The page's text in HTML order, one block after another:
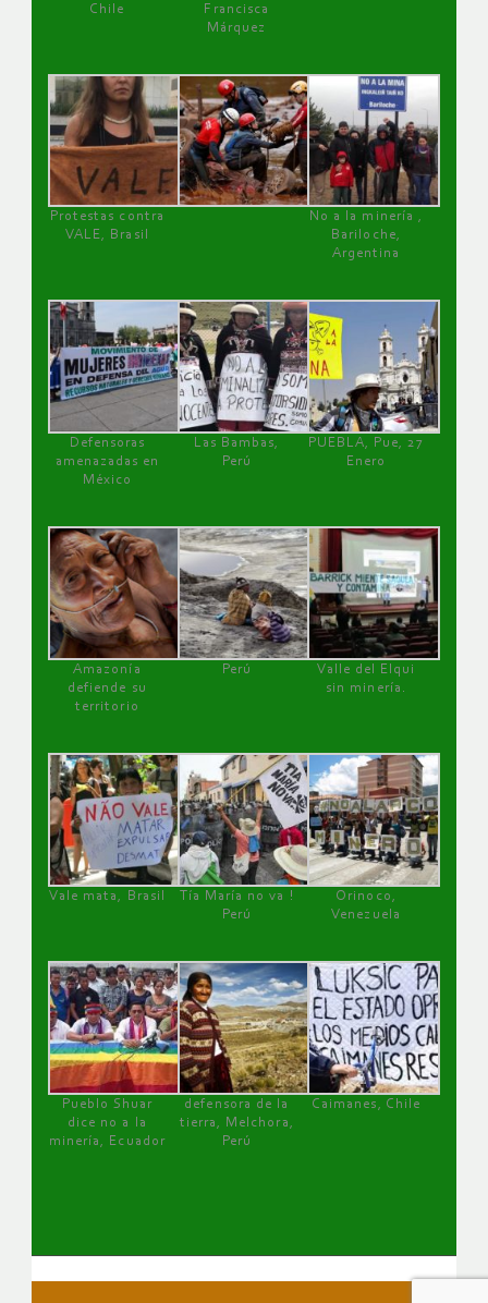
Chile
Francisca
Márquez
Protestas contra
VALE, Brasil
No a la minería ,
Bariloche,
Argentina
Defensoras
amenazadas en
México
Las Bambas,
Perú
PUEBLA, Pue, 27
Enero
Amazonía
defiende su
territorio
Perú
Valle del Elqui
sin minería.
Vale mata, Brasil
Tía María no va !
Perú
Orinoco,
Venezuela
Pueblo Shuar
dice no a la
minería, Ecuador
defensora de la
tierra, Melchora,
Perú
Caimanes, Chile